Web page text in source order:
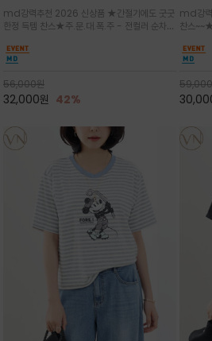
소재
md강력추천 2026 신상품 ★간절기에도 굿굿
한정 득템 찬스★주.문.대.폭.주 - 전컬러 순차발
있는 드롭숄더와 7부 소매가 더해져 팔 라인을
자연스럽게 커버해주는 아이템/얇고 가벼운 터
치감으로 편안
56,000원
32,000원 42%
어도
튜디오
md강
찬스
유 있는
을 커버/
트가 되